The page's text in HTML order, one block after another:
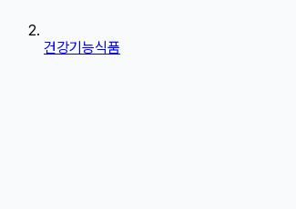
건강기능식품